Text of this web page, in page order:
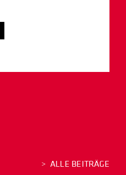
ALLE BEITRÄGE